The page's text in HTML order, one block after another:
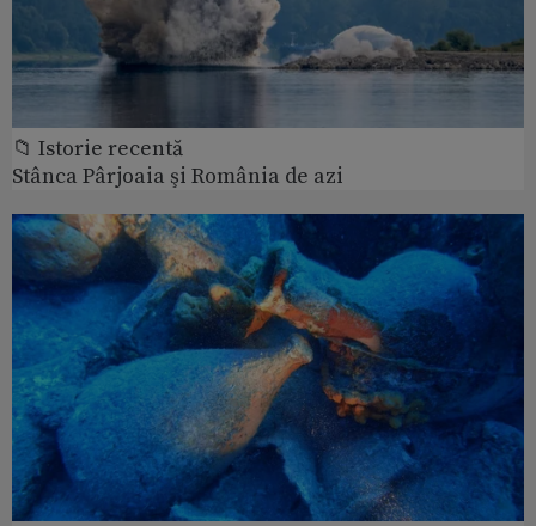
📁 Istorie recentă
Stânca Pârjoaia şi România de azi